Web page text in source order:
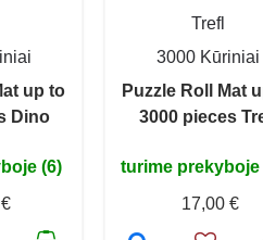
up to
Dino
(6)
Trefl
3000 Kūriniai
Puzzle Roll Mat
3000 pieces
turime prekyboje
17,00 €